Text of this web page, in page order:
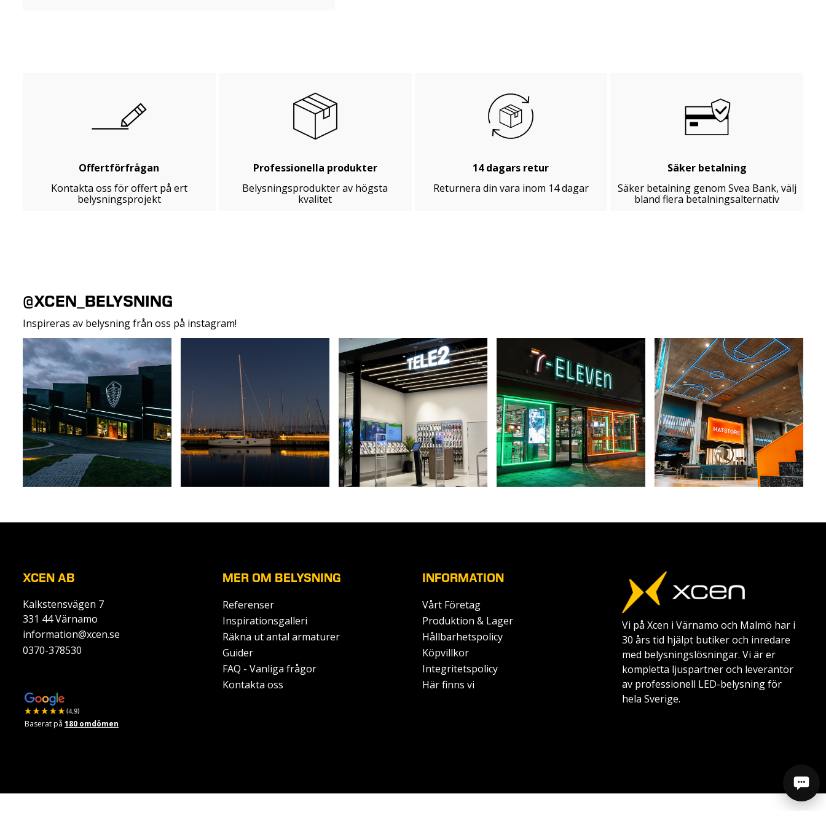
Offertförfrågan
Kontakta oss för offert på ert
belysningsprojekt
Professionella produkter
Belysningsprodukter av högsta
kvalitet
14 dagars retur
Returnera din vara inom 14 dagar
Säker betalning
Säker betalning genom Svea Bank, välj
bland flera betalningsalternativ
@XCEN_BELYSNING
Inspireras av belysning från oss på instagram!
XCEN AB
Kalkstensvägen 7
331 44 Värnamo
information@xcen.se
0370-378530
Baserat på 180 omdömen
MER OM BELYSNING
Referenser
Inspirationsgalleri
Räkna ut antal armaturer
Guider
FAQ - Vanliga frågor
Kontakta oss
INFORMATION
Vårt Företag
Produktion & Lager
Hållbarhetspolicy
Köpvillkor
Integritetspolicy
Här finns vi
Vi på Xcen i Värnamo och Malmö har i
30 års tid hjälpt butiker och inredare
med belysningslösningar. Vi är er
kompletta ljuspartner och leverantör
av professionell LED-belysning för
hela Sverige.